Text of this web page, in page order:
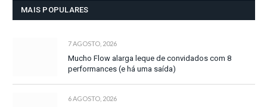
MAIS POPULARES
7 AGOSTO, 2026
Mucho Flow alarga leque de convidados com 8
performances (e há uma saída)
6 AGOSTO, 2026